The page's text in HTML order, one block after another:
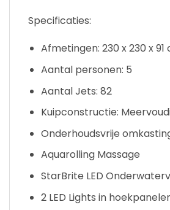
Specificaties:
Afmetingen: 230 x 230 x 91
Aantal personen: 5
Aantal Jets: 82
Kuipconstructie:
Onderhoudsvrije
Aquarolling Massage
StarBrite LED
2 LED Lights in